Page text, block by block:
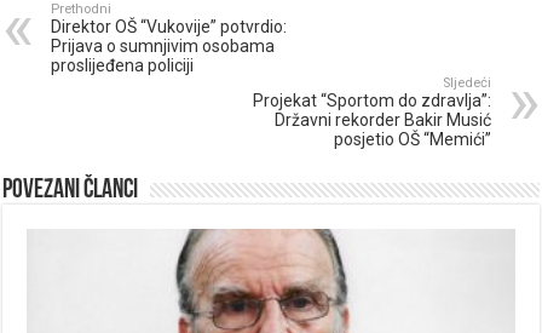
Prethodni
Direktor OŠ “Vukovije” potvrdio:
Prijava o sumnjivim osobama
proslijeđena policiji
Sljedeći
Projekat “Sportom do zdravlja”:
Državni rekorder Bakir Musić
posjetio OŠ “Memići”
Povezani članci